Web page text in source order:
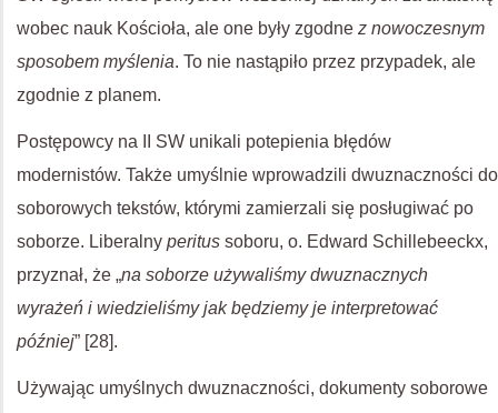
wobec nauk Kościoła, ale one były zgodne z nowoczesnym
sposobem myślenia. To nie nastąpiło przez przypadek, ale
zgodnie z planem.
Postępowcy na II SW unikali potepienia błędów
modernistów. Także umyślnie wprowadzili dwuznaczności do
soborowych tekstów, którymi zamierzali się posługiwać po
soborze. Liberalny peritus soboru, o. Edward Schillebeeckx,
przyznał, że „na soborze używaliśmy dwuznacznych
wyrażeń i wiedzieliśmy jak będziemy je interpretować
później” [28].
Używając umyślnych dwuznaczności, dokumenty soborowe